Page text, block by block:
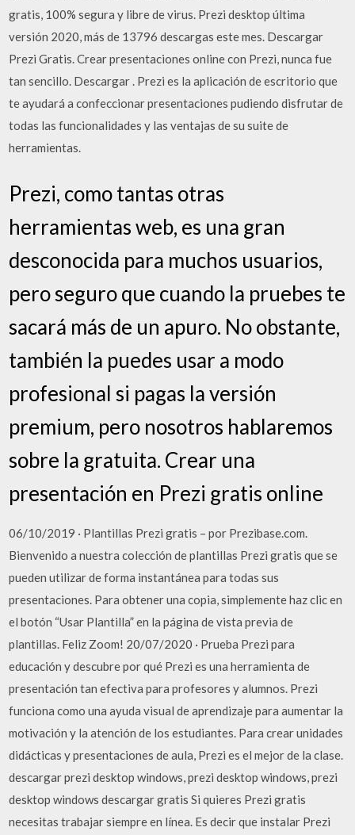
gratis, 100% segura y libre de virus. Prezi desktop última
versión 2020, más de 13796 descargas este mes. Descargar
Prezi Gratis. Crear presentaciones online con Prezi, nunca fue
tan sencillo. Descargar . Prezi es la aplicación de escritorio que
te ayudará a confeccionar presentaciones pudiendo disfrutar de
todas las funcionalidades y las ventajas de su suite de
herramientas.
Prezi, como tantas otras
herramientas web, es una gran
desconocida para muchos usuarios,
pero seguro que cuando la pruebes te
sacará más de un apuro. No obstante,
también la puedes usar a modo
profesional si pagas la versión
premium, pero nosotros hablaremos
sobre la gratuita. Crear una
presentación en Prezi gratis online
06/10/2019 · Plantillas Prezi gratis – por Prezibase.com.
Bienvenido a nuestra colección de plantillas Prezi gratis que se
pueden utilizar de forma instantánea para todas sus
presentaciones. Para obtener una copia, simplemente haz clic en
el botón “Usar Plantilla” en la página de vista previa de
plantillas. Feliz Zoom! 20/07/2020 · Prueba Prezi para
educación y descubre por qué Prezi es una herramienta de
presentación tan efectiva para profesores y alumnos. Prezi
funciona como una ayuda visual de aprendizaje para aumentar la
motivación y la atención de los estudiantes. Para crear unidades
didácticas y presentaciones de aula, Prezi es el mejor de la clase.
descargar prezi desktop windows, prezi desktop windows, prezi
desktop windows descargar gratis Si quieres Prezi gratis
necesitas trabajar siempre en línea. Es decir que instalar Prezi